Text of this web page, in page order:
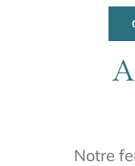
Notre